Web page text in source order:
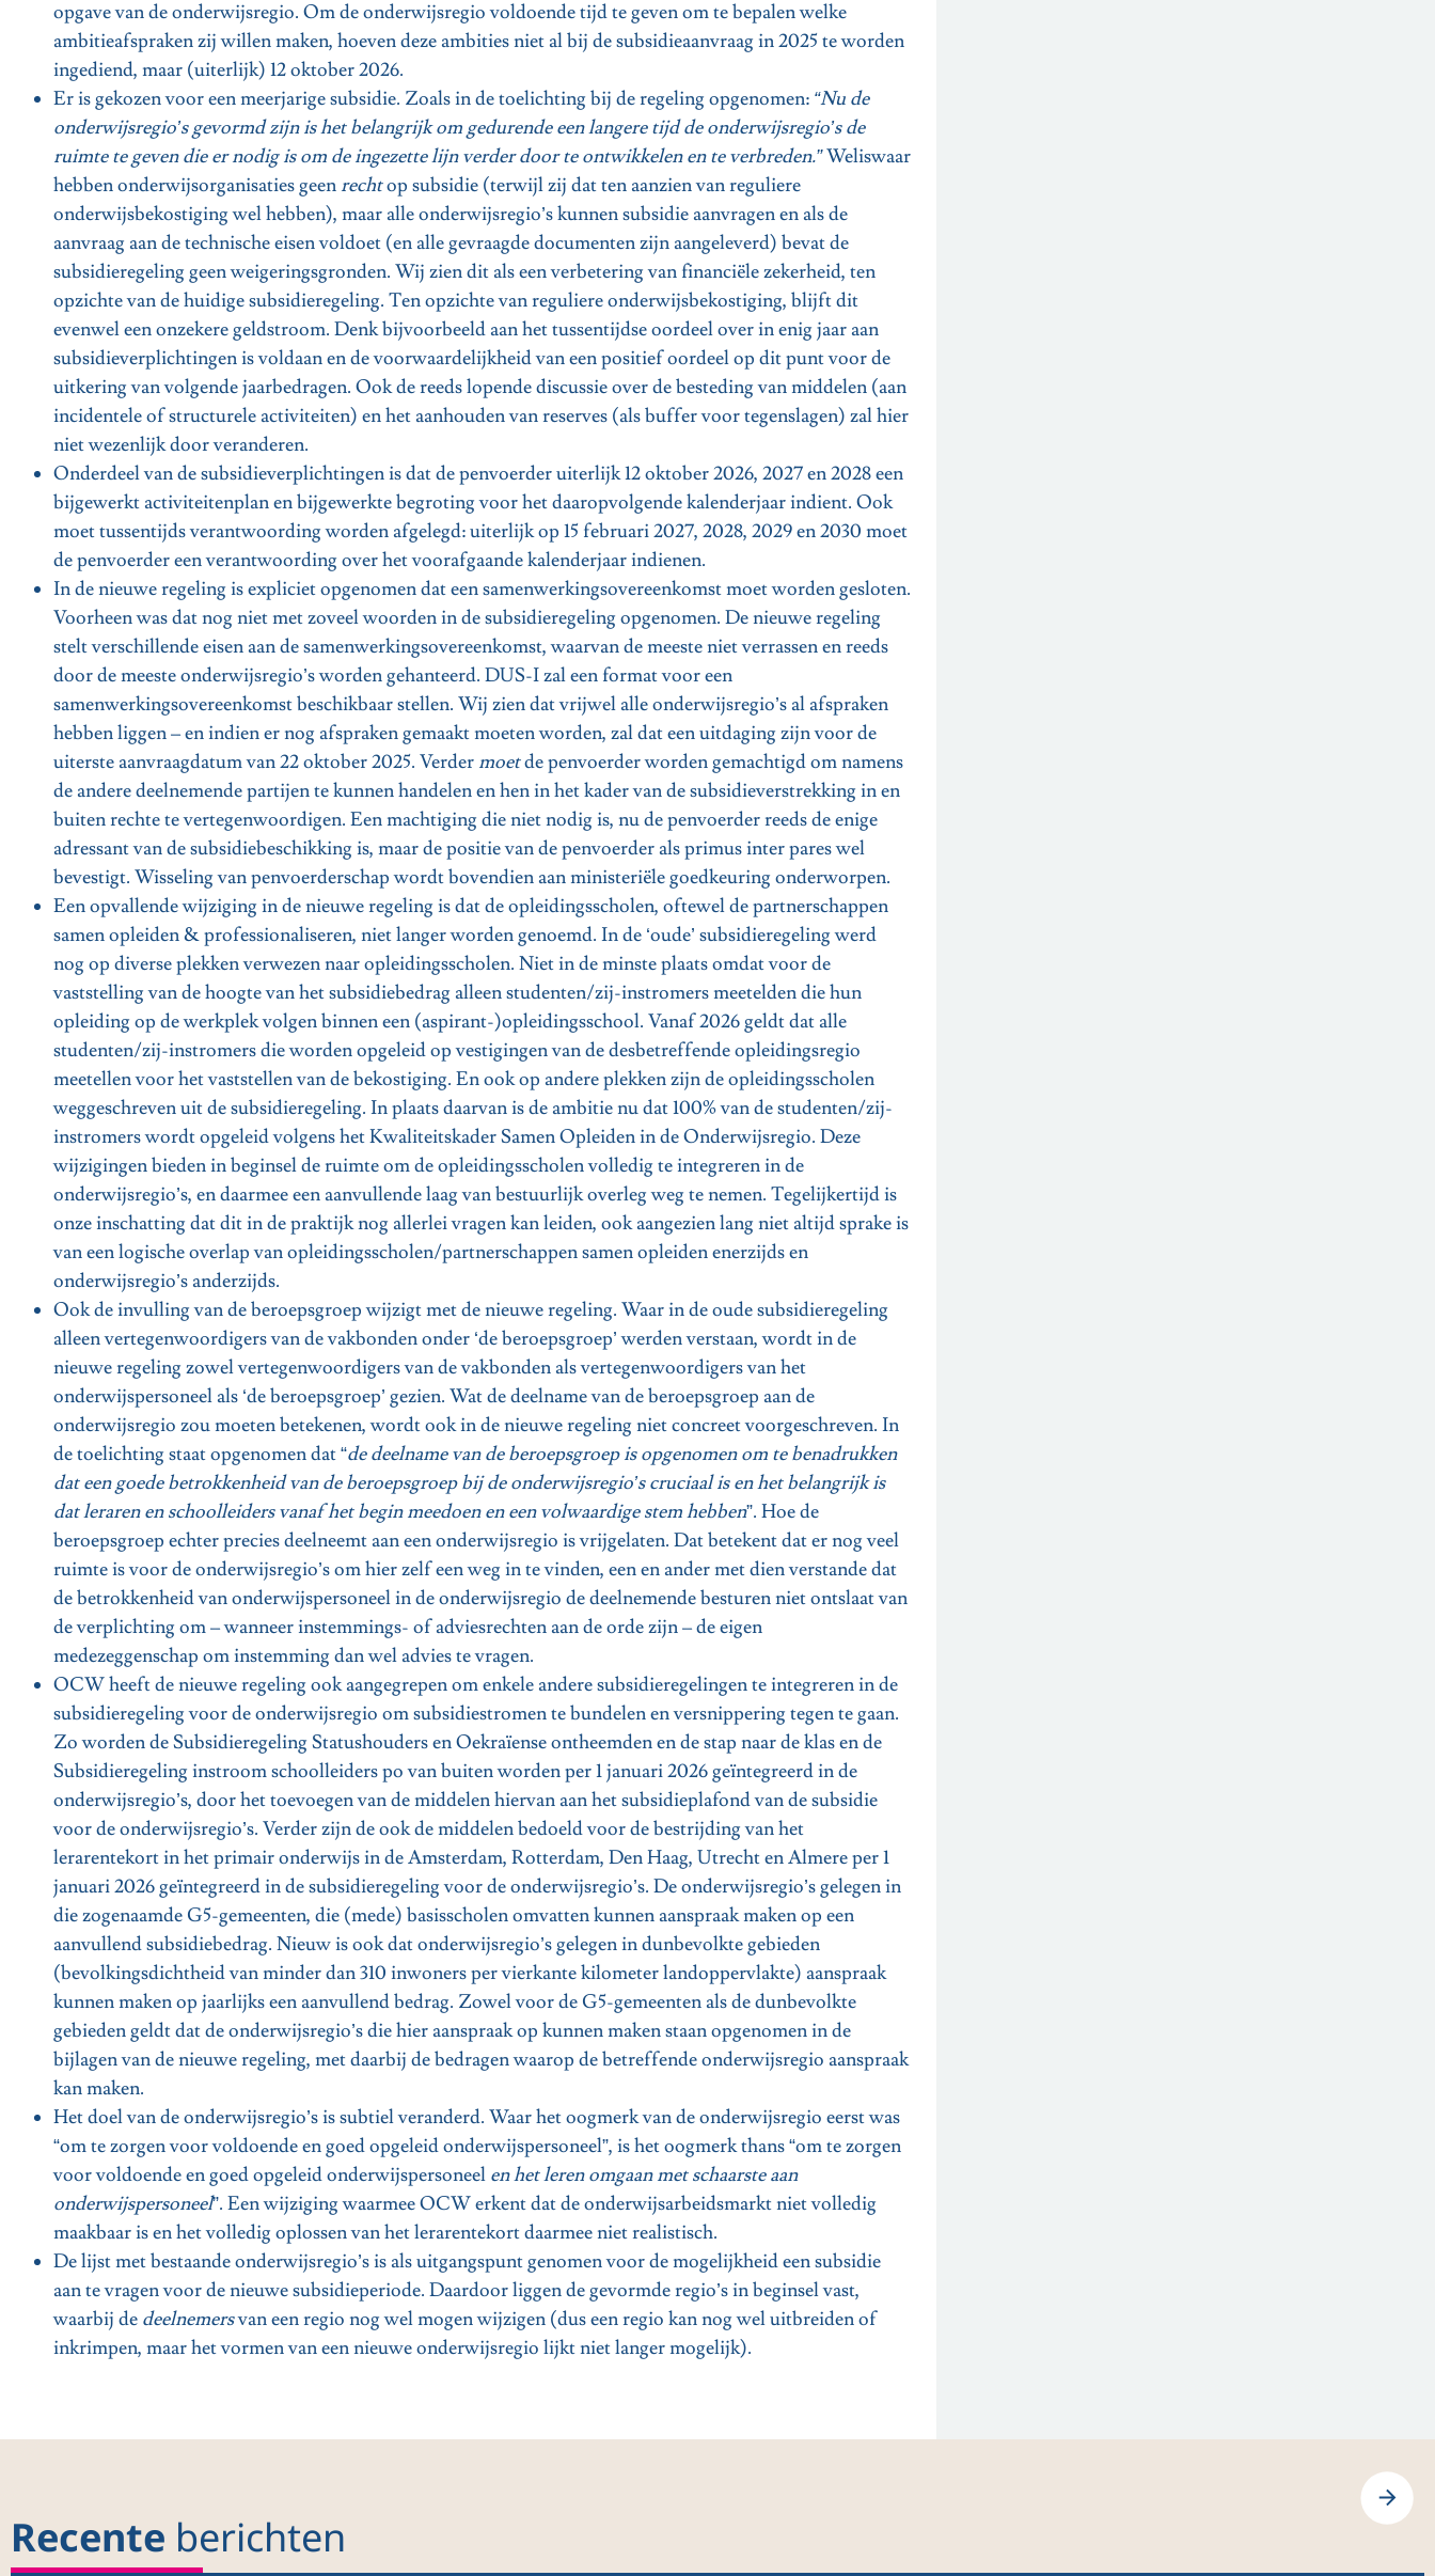
opgave van de onderwijsregio. Om de onderwijsregio voldoende tijd te geven om te bepalen welke
ambitieafspraken zij willen maken, hoeven deze ambities niet al bij de subsidieaanvraag in 2025 te worden
ingediend, maar (uiterlijk) 12 oktober 2026.
Er is gekozen voor een meerjarige subsidie. Zoals in de toelichting bij de regeling opgenomen: “Nu de
onderwijsregio’s gevormd zijn is het belangrijk om gedurende een langere tijd de onderwijsregio’s de
ruimte te geven die er nodig is om de ingezette lijn verder door te ontwikkelen en te verbreden.”Weliswaar
hebben onderwijsorganisaties geen rechtop subsidie (terwijl zij dat ten aanzien van reguliere
onderwijsbekostiging wel hebben), maar alle onderwijsregio’s kunnen subsidie aanvragen en als de
aanvraag aan de technische eisen voldoet (en alle gevraagde documenten zijn aangeleverd) bevat de
subsidieregeling geen weigeringsgronden. Wij zien dit als een verbetering van financiële zekerheid, ten
opzichte van de huidige subsidieregeling. Ten opzichte van reguliere onderwijsbekostiging, blijft dit
evenwel een onzekere geldstroom. Denk bijvoorbeeld aan het tussentijdse oordeel over in enig jaar aan
subsidieverplichtingen is voldaan en de voorwaardelijkheid van een positief oordeel op dit punt voor de
uitkering van volgende jaarbedragen. Ook de reeds lopende discussie over de besteding van middelen (aan
incidentele of structurele activiteiten) en het aanhouden van reserves (als buffer voor tegenslagen) zal hier
niet wezenlijk door veranderen.
Onderdeel van de subsidieverplichtingen is dat de penvoerder uiterlijk 12 oktober 2026, 2027 en 2028 een
bijgewerkt activiteitenplan en bijgewerkte begroting voor het daaropvolgende kalenderjaar indient. Ook
moet tussentijds verantwoording worden afgelegd: uiterlijk op 15 februari 2027, 2028, 2029 en 2030 moet
de penvoerder een verantwoording over het voorafgaande kalenderjaar indienen.
In de nieuwe regeling is expliciet opgenomen dat een samenwerkingsovereenkomst moet worden gesloten.
Voorheen was dat nog niet met zoveel woorden in de subsidieregeling opgenomen. De nieuwe regeling
stelt verschillende eisen aan de samenwerkingsovereenkomst, waarvan de meeste niet verrassen en reeds
door de meeste onderwijsregio’s worden gehanteerd. DUS-I zal een format voor een
samenwerkingsovereenkomst beschikbaar stellen. Wij zien dat vrijwel alle onderwijsregio’s al afspraken
hebben liggen – en indien er nog afspraken gemaakt moeten worden, zal dat een uitdaging zijn voor de
uiterste aanvraagdatum van 22 oktober 2025. Verder moetde penvoerder worden gemachtigd om namens
de andere deelnemende partijen te kunnen handelen en hen in het kader van de subsidieverstrekking in en
buiten rechte te vertegenwoordigen. Een machtiging die niet nodig is, nu de penvoerder reeds de enige
adressant van de subsidiebeschikking is, maar de positie van de penvoerder als primus inter pares wel
bevestigt. Wisseling van penvoerderschap wordt bovendien aan ministeriële goedkeuring onderworpen.
Een opvallende wijziging in de nieuwe regeling is dat de opleidingsscholen, oftewel de partnerschappen
samen opleiden & professionaliseren, niet langer worden genoemd. In de ‘oude’ subsidieregeling werd
nog op diverse plekken verwezen naar opleidingsscholen. Niet in de minste plaats omdat voor de
vaststelling van de hoogte van het subsidiebedrag alleen studenten/zij-instromers meetelden die hun
opleiding op de werkplek volgen binnen een (aspirant-)opleidingsschool. Vanaf 2026 geldt dat alle
studenten/zij-instromers die worden opgeleid op vestigingen van de desbetreffende opleidingsregio
meetellen voor het vaststellen van de bekostiging. En ook op andere plekken zijn de opleidingsscholen
weggeschreven uit de subsidieregeling. In plaats daarvan is de ambitie nu dat 100% van de studenten/zij-
instromers wordt opgeleid volgens het Kwaliteitskader Samen Opleiden in de Onderwijsregio. Deze
wijzigingen bieden in beginsel de ruimte om de opleidingsscholen volledig te integreren in de
onderwijsregio’s, en daarmee een aanvullende laag van bestuurlijk overleg weg te nemen. Tegelijkertijd is
onze inschatting dat dit in de praktijk nog allerlei vragen kan leiden, ook aangezien lang niet altijd sprake is
van een logische overlap van opleidingsscholen/partnerschappen samen opleiden enerzijds en
onderwijsregio’s anderzijds.
Ook de invulling van de beroepsgroep wijzigt met de nieuwe regeling. Waar in de oude subsidieregeling
alleen vertegenwoordigers van de vakbonden onder ‘de beroepsgroep’ werden verstaan, wordt in de
nieuwe regeling zowel vertegenwoordigers van de vakbonden als vertegenwoordigers van het
onderwijspersoneel als ‘de beroepsgroep’ gezien. Wat de deelname van de beroepsgroep aan de
onderwijsregio zou moeten betekenen, wordt ook in de nieuwe regeling niet concreet voorgeschreven. In
de toelichting staat opgenomen dat “de deelname van de beroepsgroep is opgenomen om te benadrukken
dat een goede betrokkenheid van de beroepsgroep bij de onderwijsregio’s cruciaal is en het belangrijk is
dat leraren en schoolleiders vanaf het begin meedoen en een volwaardige stem hebben”. Hoe de
beroepsgroep echter precies deelneemt aan een onderwijsregio is vrijgelaten. Dat betekent dat er nog veel
ruimte is voor de onderwijsregio’s om hier zelf een weg in te vinden, een en ander met dien verstande dat
de betrokkenheid van onderwijspersoneel in de onderwijsregio de deelnemende besturen niet ontslaat van
de verplichting om – wanneer instemmings- of adviesrechten aan de orde zijn – de eigen
medezeggenschap om instemming dan wel advies te vragen.
OCW heeft de nieuwe regeling ook aangegrepen om enkele andere subsidieregelingen te integreren in de
subsidieregeling voor de onderwijsregio om subsidiestromen te bundelen en versnippering tegen te gaan.
Zo worden de Subsidieregeling Statushouders en Oekraïense ontheemden en de stap naar de klas en de
Subsidieregeling instroom schoolleiders po van buiten worden per 1 januari 2026 geïntegreerd in de
onderwijsregio’s, door het toevoegen van de middelen hiervan aan het subsidieplafond van de subsidie
voor de onderwijsregio’s. Verder zijn de ook de middelen bedoeld voor de bestrijding van het
lerarentekort in het primair onderwijs in de Amsterdam, Rotterdam, Den Haag, Utrecht en Almere per 1
januari 2026 geïntegreerd in de subsidieregeling voor de onderwijsregio’s. De onderwijsregio’s gelegen in
die zogenaamde G5-gemeenten, die (mede) basisscholen omvatten kunnen aanspraak maken op een
aanvullend subsidiebedrag. Nieuw is ook dat onderwijsregio’s gelegen in dunbevolkte gebieden
(bevolkingsdichtheid van minder dan 310 inwoners per vierkante kilometer landoppervlakte) aanspraak
kunnen maken op jaarlijks een aanvullend bedrag. Zowel voor de G5-gemeenten als de dunbevolkte
gebieden geldt dat de onderwijsregio’s die hier aanspraak op kunnen maken staan opgenomen in de
bijlagen van de nieuwe regeling, met daarbij de bedragen waarop de betreffende onderwijsregio aanspraak
kan maken.
Het doel van de onderwijsregio’s is subtiel veranderd. Waar het oogmerk van de onderwijsregio eerst was
“om te zorgen voor voldoende en goed opgeleid onderwijspersoneel”, is het oogmerk thans “om te zorgen
voor voldoende en goed opgeleid onderwijspersoneel en het leren omgaan met schaarste aan
onderwijspersoneel”. Een wijziging waarmee OCW erkent dat de onderwijsarbeidsmarkt niet volledig
maakbaar is en het volledig oplossen van het lerarentekort daarmee niet realistisch.
De lijst met bestaande onderwijsregio’s is als uitgangspunt genomen voor de mogelijkheid een subsidie
aan te vragen voor de nieuwe subsidieperiode. Daardoor liggen de gevormde regio’s in beginsel vast,
waarbij de deelnemersvan een regio nog wel mogen wijzigen (dus een regio kan nog wel uitbreiden of
inkrimpen, maar het vormen van een nieuwe onderwijsregio lijkt niet langer mogelijk).
Recente berichten